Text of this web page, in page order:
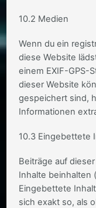
10.2 Medien
Wenn du ein
diese Website
einem EXIF-GPS-
dieser Website
gespeichert sind,
Informationen
10.3 Eingebettete
Beiträge auf
Inhalte beinhalten
Eingebettete
sich exakt so, als